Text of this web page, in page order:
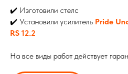
✔️ Изготовили стелс
✔️ Установили усилитель Pride
RS 12.2
На все виды работ действует